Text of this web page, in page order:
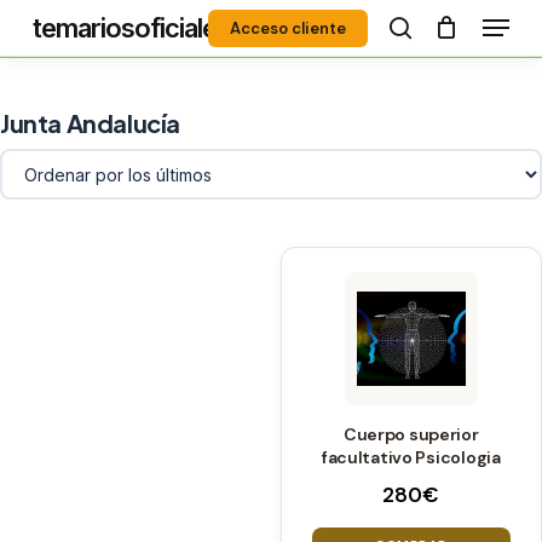
temariosoficiales
Acceso cliente
search
Menú
Junta Andalucía
280€
Cuerpo superior
facultativo Psicologia